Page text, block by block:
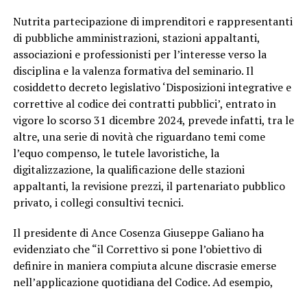
Nutrita partecipazione di imprenditori e rappresentanti
di pubbliche amministrazioni, stazioni appaltanti,
associazioni e professionisti per l’interesse verso la
disciplina e la valenza formativa del seminario. Il
cosiddetto decreto legislativo ‘Disposizioni integrative e
correttive al codice dei contratti pubblici’, entrato in
vigore lo scorso 31 dicembre 2024, prevede infatti, tra le
altre, una serie di novità che riguardano temi come
l’equo compenso, le tutele lavoristiche, la
digitalizzazione, la qualificazione delle stazioni
appaltanti, la revisione prezzi, il partenariato pubblico
privato, i collegi consultivi tecnici.
Il presidente di Ance Cosenza Giuseppe Galiano ha
evidenziato che “il Correttivo si pone l’obiettivo di
definire in maniera compiuta alcune discrasie emerse
nell’applicazione quotidiana del Codice. Ad esempio,